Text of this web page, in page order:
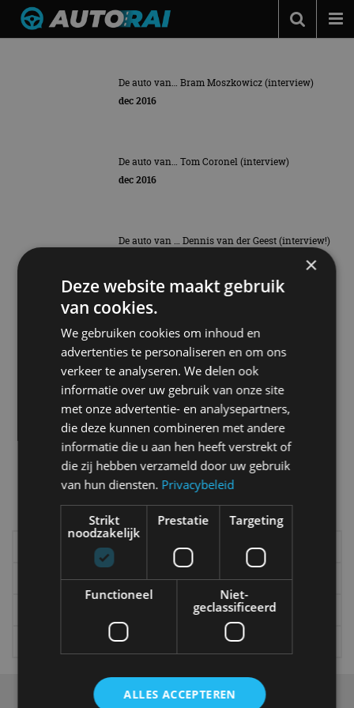
Nieuws over
DE AUTO VAN… DENIS DONKERVOORT
De auto van… Bram Moszkowicz (interview)
dec 2016
De auto van… Tom Coronel (interview)
dec 2016
De auto van … Dennis van der Geest (interview!)
nov 2016
De auto van… Rick Hermanns
okt 2016
Meer autonieuws
Alle categorieën van AutoRAI.nl
Elektrisch
Autotests
Interview
Column
Tech
Video
Games
Over ons
×
Deze website maakt gebruik
van cookies.
We gebruiken cookies om inhoud en
advertenties te personaliseren en om ons
verkeer te analyseren. We delen ook
informatie over uw gebruik van onze site
met onze advertentie- en analysepartners,
die deze kunnen combineren met andere
informatie die u aan hen heeft verstrekt of
die zij hebben verzameld door uw gebruik
van hun diensten. Privacybeleid
Strikt
noodzakelijk
Prestatie Targeting
Functioneel
Niet-
geclassificeerd
ALLES ACCEPTEREN